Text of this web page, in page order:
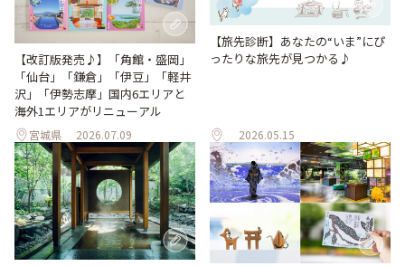
【改訂版発売♪】「角館・盛岡」
「仙台」「鎌倉」「伊豆」「軽井
沢」「伊勢志摩」国内6エリアと
海外1エリアがリニューアル
宮城県 2026.07.09
【旅先診断】あなたの“いま”にぴ
ったりな旅先が見つかる♪
2026.05.15